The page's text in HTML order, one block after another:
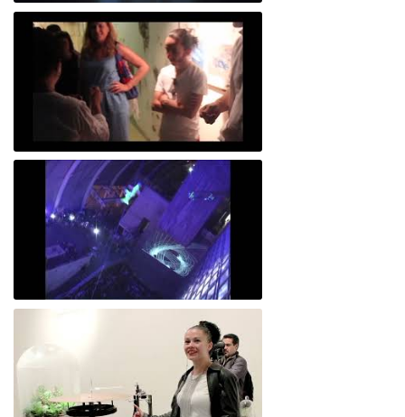
EVD58´ 31 de octubre 2013 - Salón de
Danza - UNAM
Minerva 2018